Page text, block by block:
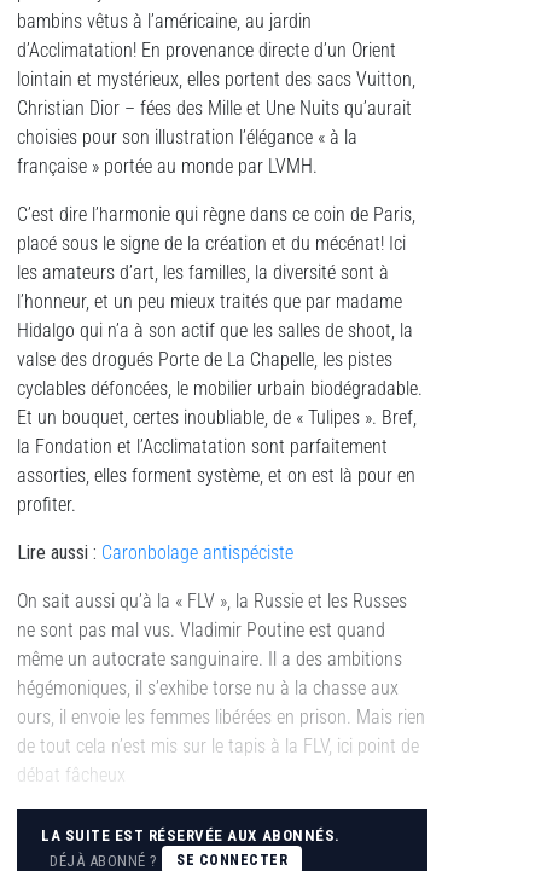
bambins vêtus à l’américaine, au jardin
d’Acclimatation! En provenance directe d’un Orient
lointain et mystérieux, elles portent des sacs Vuitton,
Christian Dior – fées des Mille et Une Nuits qu’aurait
choisies pour son illustration l’élégance « à la
française » portée au monde par LVMH.
C’est dire l’harmonie qui règne dans ce coin de Paris,
placé sous le signe de la création et du mécénat! Ici
les amateurs d’art, les familles, la diversité sont à
l’honneur, et un peu mieux traités que par madame
Hidalgo qui n’a à son actif que les salles de shoot, la
valse des drogués Porte de La Chapelle, les pistes
cyclables défoncées, le mobilier urbain biodégradable.
Et un bouquet, certes inoubliable, de « Tulipes ». Bref,
la Fondation et l’Acclimatation sont parfaitement
assorties, elles forment système, et on est là pour en
profiter.
Lire aussi : Caronbolage antispéciste
On sait aussi qu’à la « FLV », la Russie et les Russes
ne sont pas mal vus. Vladimir Poutine est quand
même un autocrate sanguinaire. Il a des ambitions
hégémoniques, il s’exhibe torse nu à la chasse aux
ours, il envoie les femmes libérées en prison. Mais rien
de tout cela n’est mis sur le tapis à la FLV, ici point de
débat fâcheux
LA SUITE EST RÉSERVÉE AUX ABONNÉS.
DÉJÀ ABONNÉ ?
SE CONNECTER